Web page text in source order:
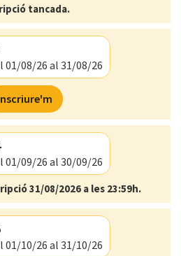
Onlinetancada.
01/08/26 al 31/08/26
Online
01/09/26 al 30/09/26
Online31/08/2026 a les 23:59h.
01/10/26 al 31/10/26